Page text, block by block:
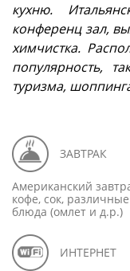
кухню.
конференц зал,
химчистка.
популярность,
туризма,
ЗАВТРАК
Американский
кофе, сок,
блюда (омлет и д.р.)
ИНТЕРНЕТ